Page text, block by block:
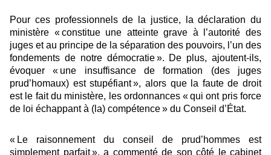
Pour ces professionnels de la justice, la déclaration du
ministère « constitue une atteinte grave à l’autorité des
juges et au principe de la séparation des pouvoirs, l’un des
fondements de notre démocratie ». De plus, ajoutent-ils,
évoquer « une insuffisance de formation (des juges
prud’homaux) est stupéfiant », alors que la faute de droit
est le fait du ministère, les ordonnances « qui ont pris force
de loi échappant à (la) compétence » du Conseil d’État.
« Le raisonnement du conseil de prud’hommes est
simplement parfait », a commenté de son côté le cabinet